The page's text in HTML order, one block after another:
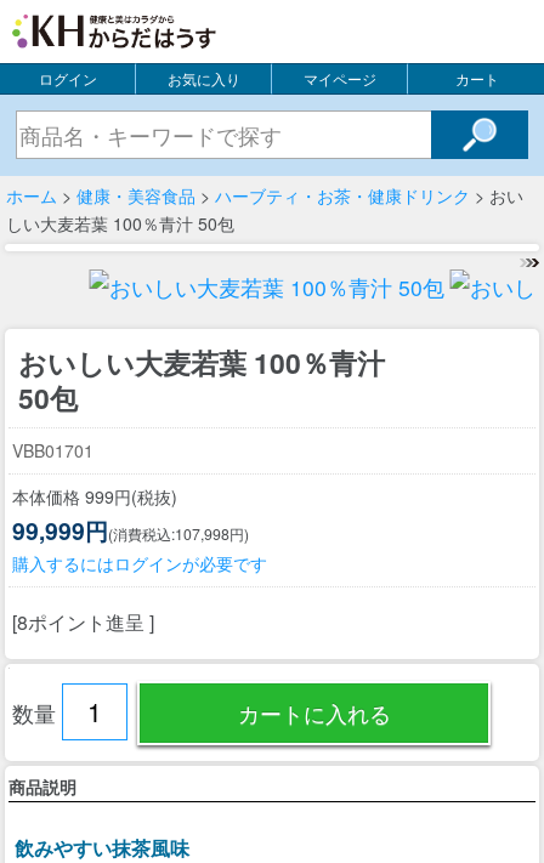
ログイン お気に入り マイページ カート
ホーム > 健康・美容食品 > ハーブティ・お茶・健康ドリンク > おい
しい大麦若葉 100％青汁 50包
おいしい大麦若葉 100％青汁
50包
VBB01701
本体価格 999円(税抜)
99,999円(消費税込:107,998円)
購入するにはログインが必要です
[8ポイント進呈 ]
数量
商品説明
飲みやすい抹茶風味